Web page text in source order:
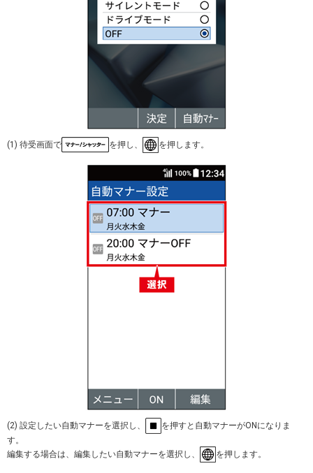
(1) 待受画面で を押し、 を押します。
(2) 設定したい自動マナーを選択し、
を押すと自動マナーがONになりま
す。
編集する場合は、編集したい自動マナーを選択し、
を押します。